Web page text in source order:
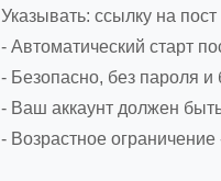
Указывать: ссылку на пост
- Автоматический старт
- Безопасно, без пароля и
- Ваш аккаунт должен
- Возрастное ограничение